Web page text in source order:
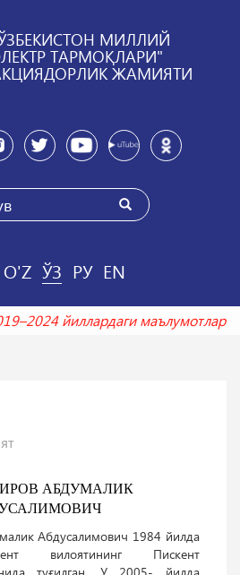
МИЛЛИЙ
ТАРМОҚЛАРИ"
ЖАМИЯТИ
O'Z ЎЗ РУ EN
йиллардаги
АБДУМАЛИК
Абдусалимович 1984 йилда
вилоятининг Пискент